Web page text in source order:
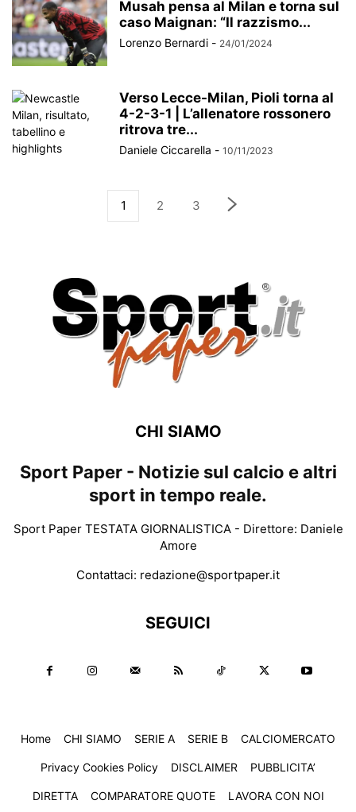
Musah pensa al Milan e torna sul
caso Maignan: “Il razzismo...
Lorenzo Bernardi - 24/01/2024
Verso Lecce-Milan, Pioli torna al
4-2-3-1 | L’allenatore rossonero
ritrova tre...
Daniele Ciccarella - 10/11/2023
1 2 3
CHI SIAMO
Sport Paper - Notizie sul calcio e altri
sport in tempo reale.
Sport Paper TESTATA GIORNALISTICA - Direttore: Daniele
Amore
Contattaci: redazione@sportpaper.it
SEGUICI
Home CHI SIAMO SERIE A SERIE B CALCIOMERCATO
Privacy Cookies Policy DISCLAIMER PUBBLICITA’
DIRETTA COMPARATORE QUOTE LAVORA CON NOI